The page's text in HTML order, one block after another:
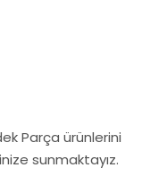
Parça ürünlerini
sunmaktayız.